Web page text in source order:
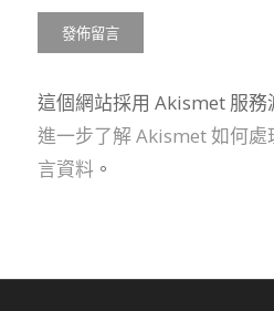
這個網站採用 Akismet 服務
進一步了解 Akismet 如何處
言資料。